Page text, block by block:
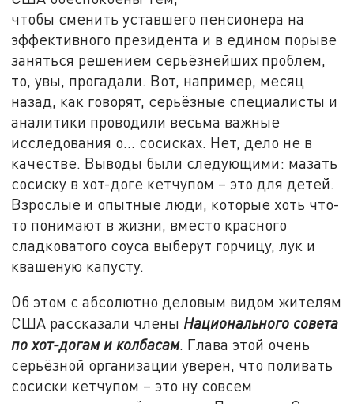
чтобы сменить уставшего пенсионера на
эффективного президента и в едином порыве
заняться решением серьёзнейших проблем,
то, увы, прогадали. Вот, например, месяц
назад, как говорят, серьёзные специалисты и
аналитики проводили весьма важные
исследования о... сосисках. Нет, дело не в
качестве. Выводы были следующими: мазать
сосиску в хот-доге кетчупом – это для детей.
Взрослые и опытные люди, которые хоть что-
то понимают в жизни, вместо красного
сладковатого соуса выберут горчицу, лук и
квашеную капусту.
Об этом с абсолютно деловым видом жителям
США рассказали члены Национального совета
по хот-догам и колбасам. Глава этой очень
серьёзной организации уверен, что поливать
сосиски кетчупом – это ну совсем